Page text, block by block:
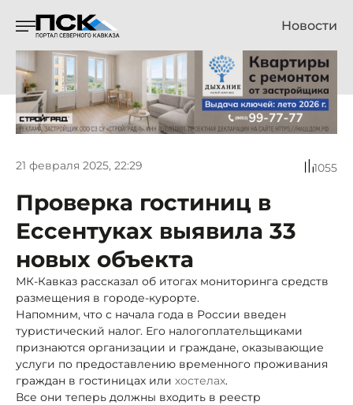
Новости
21 февраля 2025, 22:29 1055
Проверка гостиниц в
Ессентуках выявила 33
новых объекта
МК-Кавказ рассказал об итогах мониторинга средств
размещения в городе-курорте.
Напомним, что с начала года в России введен
туристический налог. Его налогоплательщиками
признаются организации и граждане, оказывающие
услуги по предоставлению временного проживания
граждан в гостиницах или хостелах.
Все они теперь должны входить в реестр